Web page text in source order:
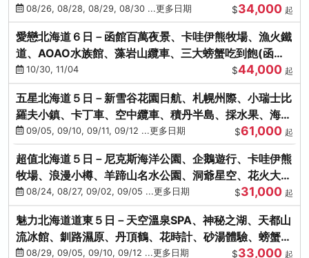
吃到飽
08/26, 08/28, 08/29, 08/30 ...更多日期 $34,000 起
愛戀北海道６日－函館百萬夜景、卡哇伊熊牧場、漁火鐵
道、AOAO水族館、藻岩山纜車、三大螃蟹吃到飽(函館/
千歲)
10/30, 11/04 $44,000 起
五星北海道５日－新雪谷花園日航、札幌州際、小瑞士比
羅夫小鎮、卡丁車、空中纜車、積丹半島、採水果、海鮮
和牛螃蟹放題
09/05, 09/10, 09/11, 09/12 ...更多日期 $61,000 起
超值北海道５日－尼克斯海洋公園、企鵝遊行、卡哇伊熊
牧場、浪漫小樽、羊蹄山名水公園、洞爺星空、花火大
會、螃蟹懷石料理
08/24, 08/27, 09/02, 09/05 ...更多日期 $31,000 起
魅力北海道道東５日－天空溫泉SPA、神秘之湖、天都山
流冰館、釧路濕原、丹頂鶴、花時計、砂湯體驗、螃蟹吃
到飽08/29, 09/05, 09/10, 09/12 ...更多日期 $33,000 起